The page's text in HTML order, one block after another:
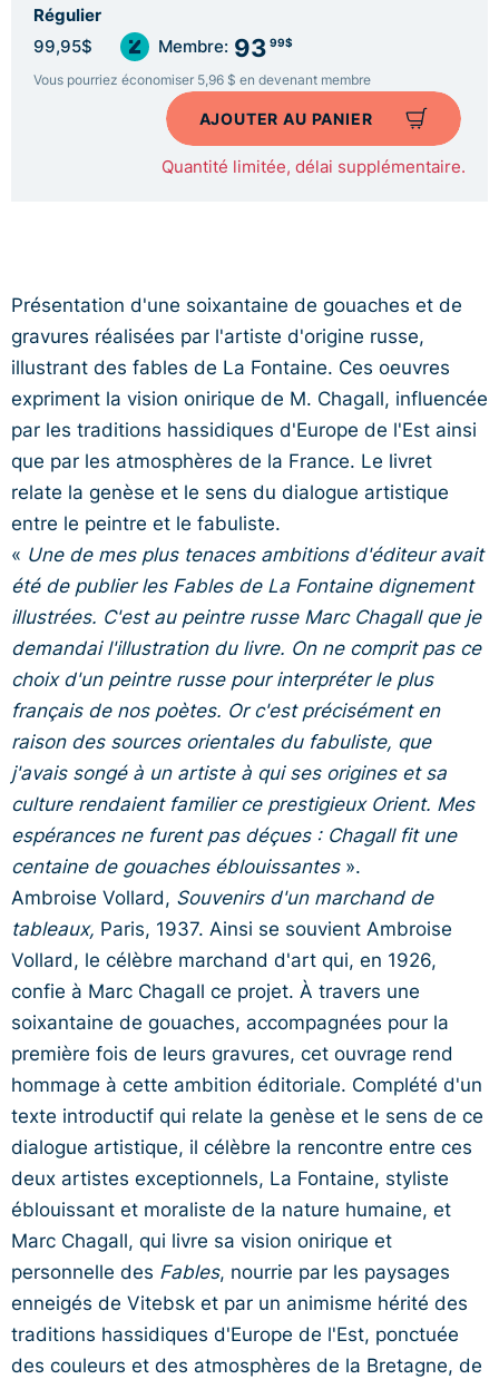
Régulier
99,95$ Membre: 93 99$
Vous pourriez économiser 5,96 $ en devenant membre
AJOUTER AU PANIER
Quantité limitée, délai supplémentaire.
Présentation d'une soixantaine de gouaches et de
gravures réalisées par l'artiste d'origine russe,
illustrant des fables de La Fontaine. Ces oeuvres
expriment la vision onirique de M. Chagall, influencée
par les traditions hassidiques d'Europe de l'Est ainsi
que par les atmosphères de la France. Le livret
relate la genèse et le sens du dialogue artistique
entre le peintre et le fabuliste.
« Une de mes plus tenaces ambitions d'éditeur avait
été de publier les Fables de La Fontaine dignement
illustrées. C'est au peintre russe Marc Chagall que je
demandai l'illustration du livre. On ne comprit pas ce
choix d'un peintre russe pour interpréter le plus
français de nos poètes. Or c'est précisément en
raison des sources orientales du fabuliste, que
j'avais songé à un artiste à qui ses origines et sa
culture rendaient familier ce prestigieux Orient. Mes
espérances ne furent pas déçues : Chagall fit une
centaine de gouaches éblouissantes».
Ambroise Vollard, Souvenirs d'un marchand de
tableaux, Paris, 1937. Ainsi se souvient Ambroise
Vollard, le célèbre marchand d'art qui, en 1926,
confie à Marc Chagall ce projet. À travers une
soixantaine de gouaches, accompagnées pour la
première fois de leurs gravures, cet ouvrage rend
hommage à cette ambition éditoriale. Complété d'un
texte introductif qui relate la genèse et le sens de ce
dialogue artistique, il célèbre la rencontre entre ces
deux artistes exceptionnels, La Fontaine, styliste
éblouissant et moraliste de la nature humaine, et
Marc Chagall, qui livre sa vision onirique et
personnelle des Fables, nourrie par les paysages
enneigés de Vitebsk et par un animisme hérité des
traditions hassidiques d'Europe de l'Est, ponctuée
des couleurs et des atmosphères de la Bretagne, de